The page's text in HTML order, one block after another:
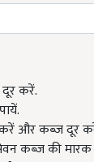
करें.
और कब्ज दूर करें.
कब्ज की मारक